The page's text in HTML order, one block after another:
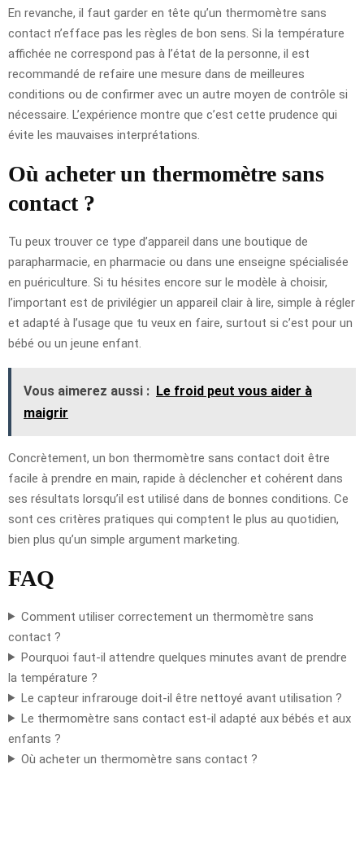
En revanche, il faut garder en tête qu’un thermomètre sans
contact n’efface pas les règles de bon sens. Si la température
affichée ne correspond pas à l’état de la personne, il est
recommandé de refaire une mesure dans de meilleures
conditions ou de confirmer avec un autre moyen de contrôle si
nécessaire. L’expérience montre que c’est cette prudence qui
évite les mauvaises interprétations.
Où acheter un thermomètre sans
contact ?
Tu peux trouver ce type d’appareil dans une boutique de
parapharmacie, en pharmacie ou dans une enseigne spécialisée
en puériculture. Si tu hésites encore sur le modèle à choisir,
l’important est de privilégier un appareil clair à lire, simple à régler
et adapté à l’usage que tu veux en faire, surtout si c’est pour un
bébé ou un jeune enfant.
Vous aimerez aussi : Le froid peut vous aider à
maigrir
Concrètement, un bon thermomètre sans contact doit être
facile à prendre en main, rapide à déclencher et cohérent dans
ses résultats lorsqu’il est utilisé dans de bonnes conditions. Ce
sont ces critères pratiques qui comptent le plus au quotidien,
bien plus qu’un simple argument marketing.
FAQ
Comment utiliser correctement un thermomètre sans
contact ?
Pourquoi faut-il attendre quelques minutes avant de prendre
la température ?
Le capteur infrarouge doit-il être nettoyé avant utilisation ?
Le thermomètre sans contact est-il adapté aux bébés et aux
enfants ?
Où acheter un thermomètre sans contact ?